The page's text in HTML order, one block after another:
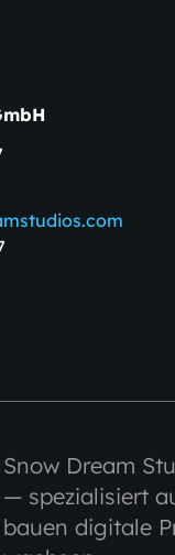
Snow Dream
— spezialisiert
bauen digitale